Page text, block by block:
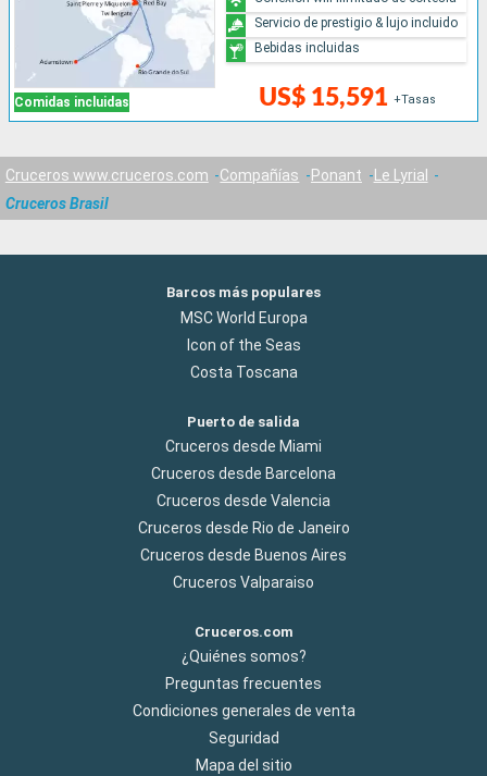
Comidas incluidas US$ 15,591 +Tasas
Servicio de prestigio & lujo incluido
Bebidas incluidas
Cruceros www.cruceros.com Compañías Ponant
Le Lyrial
Cruceros Brasil
Barcos más populares
MSC World Europa
Icon of the Seas
Costa Toscana
Puerto de salida
Cruceros desde Miami
Cruceros desde Barcelona
Cruceros desde Valencia
Cruceros desde Rio de Janeiro
Cruceros desde Buenos Aires
Cruceros Valparaiso
Cruceros.com
¿Quiénes somos?
Preguntas frecuentes
Condiciones generales de venta
Seguridad
Mapa del sitio